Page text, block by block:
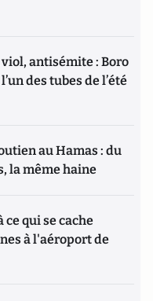
antisémite : Boro
des tubes de l’été
au Hamas : du
la même haine
ce qui se cache
à l'aéroport de